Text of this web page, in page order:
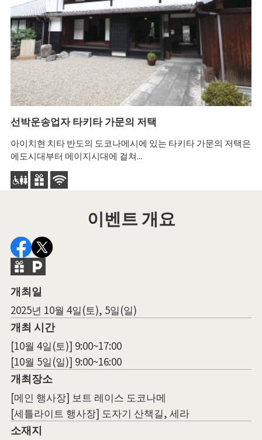
선박운송업자 타키타 가문의 저택
아이치현 치타 반도의 도코나메시에 있는 타키타 가문의 저택은
에도시대부터 메이지시대에 걸쳐...
이벤트 개요
개최일
2025년 10월 4일(토), 5일(일)
개최 시간
[10월 4일(토)] 9:00~17:00
[10월 5일(일)] 9:00~16:00
개최장소
[메인 행사장] 보트 레이스 도코나메
[세틀라이트 행사장] 도자기 산책길, 세라
소재지